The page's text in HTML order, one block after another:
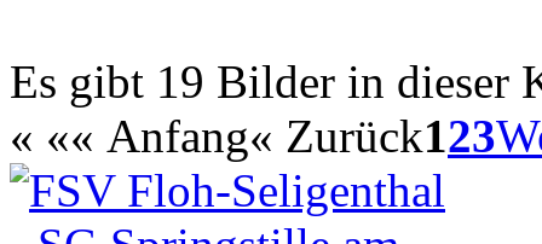
Es gibt 19 Bilder in dieser
« «« Anfang« Zurück123